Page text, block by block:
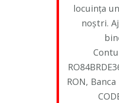
locuința
noștri.
RON, Banca